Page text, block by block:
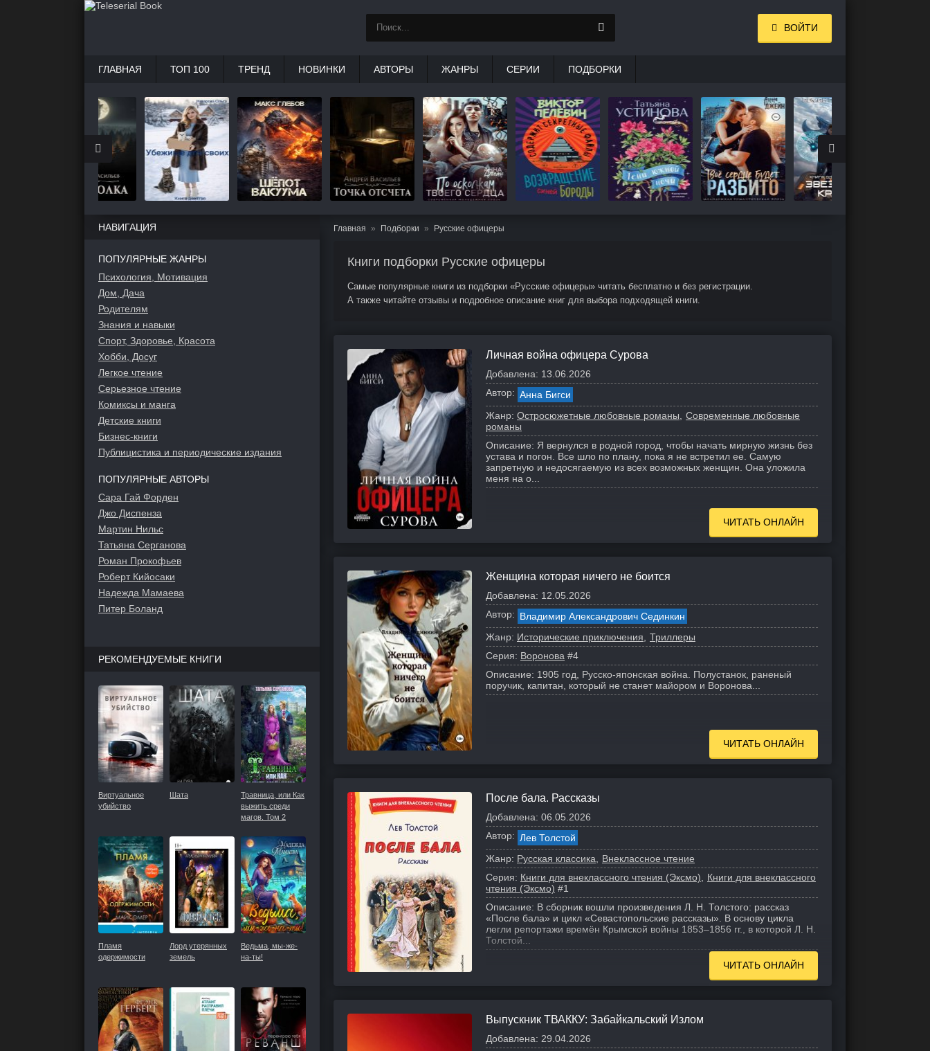
Главная Подборки Русские офицеры
Книги подборки Русские офицеры
Самые популярные книги из подборки «Русские офицеры» читать бесплатно и без регистрации.
А также читайте отзывы и подробное описание книг для выбора подходящей книги.
Личная война офицера Сурова
Добавлена: 13.06.2026
Автор: Анна Бигси
Жанр: Остросюжетные любовные романы
Современные любовные
романы
Описание: Я вернулся в родной город, чтобы начать мирную жизнь без
устава и погон. Все шло по плану, пока я не встретил ее. Самую
запретную и недосягаемую из всех возможных женщин. Она уложила
меня на о...
ЧИТАТЬ ОНЛАЙН
Женщина которая ничего не боится
Добавлена: 12.05.2026
Автор: Владимир Александрович Сединкин
Жанр: Исторические приключения
Триллеры
Серия: Воронова #4
Описание: 1905 год, Русско-японская война. Полустанок, раненый
поручик, капитан, который не станет майором и Воронова...
ЧИТАТЬ ОНЛАЙН
После бала. Рассказы
Добавлена: 06.05.2026
Автор: Лев Толстой
Жанр: Русская классика
Внеклассное чтение
Серия: Книги для внеклассного чтения (Эксмо)
Книги для внеклассного
чтения (Эксмо) #1
Описание: В сборник вошли произведения Л. Н. Толстого: рассказ
«После бала» и цикл «Севастопольские рассказы». В основу цикла
легли репортажи времён Крымской войны 1853–1856 гг., в которой Л. Н.
Толстой...
ЧИТАТЬ ОНЛАЙН
Выпускник ТВАККУ: Забайкальский Излом
Добавлена: 29.04.2026
НАВИГАЦИЯ
ПОПУЛЯРНЫЕ ЖАНРЫ
Психология, Мотивация
Дом, Дача
Родителям
Знания и навыки
Спорт, Здоровье, Красота
Хобби, Досуг
Легкое чтение
Серьезное чтение
Комиксы и манга
Детские книги
Бизнес-книги
Публицистика и периодические издания
ПОПУЛЯРНЫЕ АВТОРЫ
Сара Гай Форден
Джо Диспенза
Мартин Нильс
Татьяна Серганова
Роман Прокофьев
Роберт Кийосаки
Надежда Мамаева
Питер Боланд
РЕКОМЕНДУЕМЫЕ КНИГИ
Виртуальное
убийство
Шата
Травница, или Как
выжить среди
магов. Том 2
Пламя
одержимости
Лорд утерянных
земель
Ведьма, мы-же-
на-ты!
ВОЙТИ
ГЛАВНАЯ ТОП 100 ТРЕНД НОВИНКИ АВТОРЫ ЖАНРЫ СЕРИИ ПОДБОРКИ